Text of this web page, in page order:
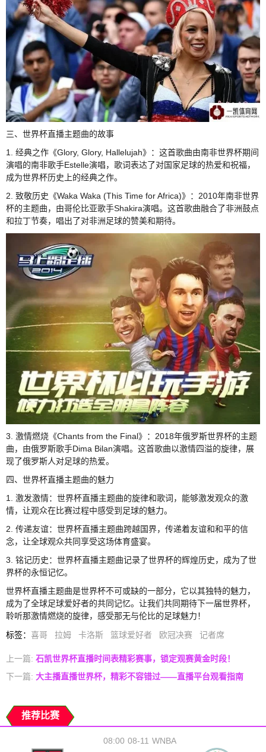
三、世界杯直播主题曲的故事
1. 经典之作《Glory, Glory, Hallelujah》：这首歌曲由南非世界杯期间
演唱的南非歌手Estelle演唱，歌词表达了对国家足球的热爱和祝福，
成为世界杯历史上的经典之作。
2. 致敬历史《Waka Waka (This Time for Africa)》：2010年南非世界
杯的主题曲，由哥伦比亚歌手Shakira演唱。这首歌曲融合了非洲鼓点
和拉丁节奏，唱出了对非洲足球的赞美和期待。
3. 激情燃烧《Chants from the Final》：2018年俄罗斯世界杯的主题
曲，由俄罗斯歌手Dima Bilan演唱。这首歌曲以激情四溢的旋律，展
现了俄罗斯人对足球的热爱。
四、世界杯直播主题曲的魅力
1. 激发激情：世界杯直播主题曲的旋律和歌词，能够激发观众的激
情，让观众在比赛过程中感受到足球的魅力。
2. 传递友谊：世界杯直播主题曲跨越国界，传递着友谊和和平的信
念，让全球观众共同享受这场体育盛宴。
3. 铭记历史：世界杯直播主题曲记录了世界杯的辉煌历史，成为了世
界杯的永恒记忆。
世界杯直播主题曲是世界杯不可或缺的一部分，它以其独特的魅力，
成为了全球足球爱好者的共同记忆。让我们共同期待下一届世界杯，
聆听那激情燃烧的旋律，感受那无与伦比的足球魅力！
标签： 喜哥 拉姆 卡洛斯 篮球爱好者 欧冠决赛 记者席
上一篇: 石凯世界杯直播时间表精彩赛事，锁定观赛黄金时段！
下一篇: 大主播直播世界杯，精彩不容错过——直播平台观看指南
推荐比赛
08-11
08:00 WNBA